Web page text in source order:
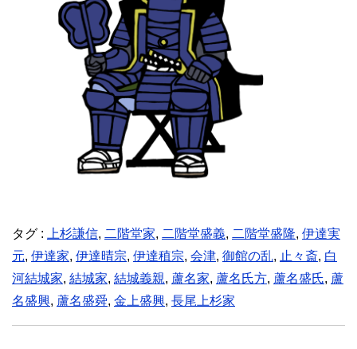
タグ : 上杉謙信, 二階堂家, 二階堂盛義, 二階堂盛隆, 伊達実
元, 伊達家, 伊達晴宗, 伊達稙宗, 会津, 御館の乱, 止々斎, 白
河結城家, 結城家, 結城義親, 蘆名家, 蘆名氏方, 蘆名盛氏, 蘆
名盛興, 蘆名盛舜, 金上盛興, 長尾上杉家